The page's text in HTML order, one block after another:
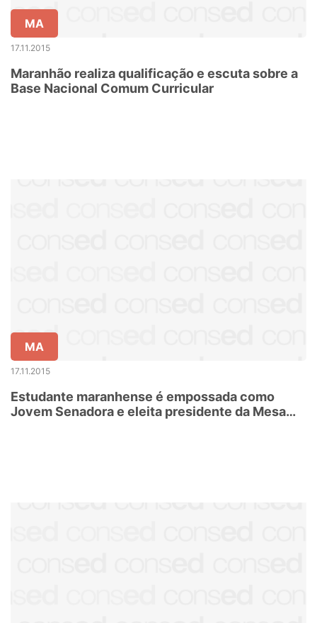
MA
17.11.2015
Maranhão realiza qualificação e escuta sobre a
Base Nacional Comum Curricular
MA
17.11.2015
Estudante maranhense é empossada como
Jovem Senadora e eleita presidente da Mesa